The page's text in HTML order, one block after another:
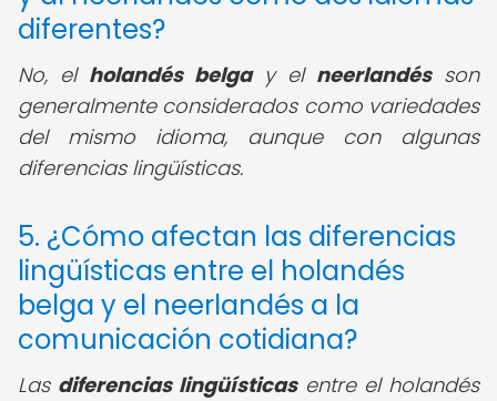
diferentes?
No, el holandés belgay el neerlandésson
generalmente considerados como variedades
del mismo idioma, aunque con algunas
diferencias lingüísticas.
5. ¿Cómo afectan las diferencias
lingüísticas entre el holandés
belga y el neerlandés a la
comunicación cotidiana?
Las diferencias lingüísticasentre el holandés